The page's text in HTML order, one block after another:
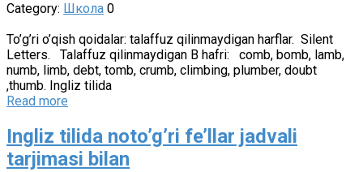
Category: Школа 0
To’g’ri o’qish qoidalar: talaffuz qilinmaydigan harflar. Silent
Letters. Talaffuz qilinmaydigan B hafri: comb, bomb, lamb,
numb, limb, debt, tomb, crumb, climbing, plumber, doubt
,thumb. Ingliz tilida
Read more
Ingliz tilida noto’g’ri fe’llar jadvali
tarjimasi bilan